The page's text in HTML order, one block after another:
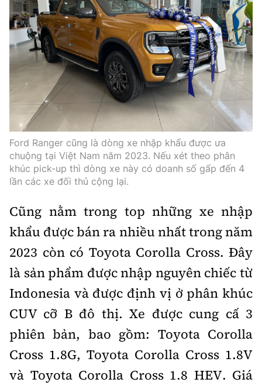
Ford Ranger cũng là dòng xe nhập khẩu được ưa
chuộng tại Việt Nam năm 2023. Nếu xét theo phân
khúc pick-up thì dòng xe này có doanh số gấp đến 4
lần các xe đối thủ cộng lại.
Cũng nằm trong top những xe nhập
khẩu được bán ra nhiều nhất trong năm
2023 còn có Toyota Corolla Cross. Đây
là sản phẩm được nhập nguyên chiếc từ
Indonesia và được định vị ở phân khúc
CUV cỡ B đô thị. Xe được cung cấ 3
phiên bản, bao gồm: Toyota Corolla
Cross 1.8G, Toyota Corolla Cross 1.8V
và Toyota Corolla Cross 1.8 HEV. Giá